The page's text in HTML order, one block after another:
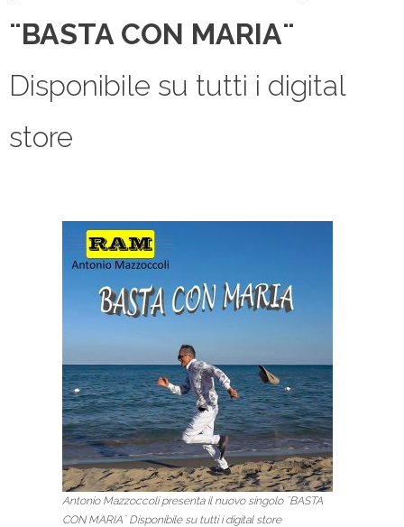
¨BASTA CON MARIA¨
Disponibile su tutti i digital
store
Antonio Mazzoccoli presenta il nuovo singolo ¨BASTA
CON MARIA¨ Disponibile su tutti i digital store